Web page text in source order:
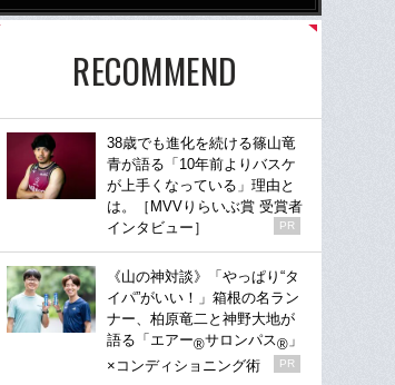
RECOMMEND
38歳でも進化を続ける篠山竜
青が語る「10年前よりバスケ
が上手くなっている」理由と
は。［MVVりらいぶ賞 受賞者
インタビュー］
PR
《山の神対談》「やっぱり“タ
イパ”がいい！」箱根の名ラン
ナー、柏原竜二と神野大地が
語る「エアー®サロンパス® 」
×コンディショニング術
PR